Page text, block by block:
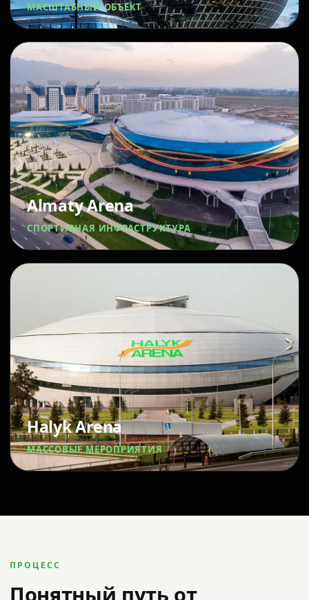
МАСШТАБНЫЙ ОБЪЕКТ
Almaty Arena
СПОРТИВНАЯ ИНФРАСТРУКТУРА
Halyk Arena
МАССОВЫЕ МЕРОПРИЯТИЯ
ПРОЦЕСС
Понятный путь от